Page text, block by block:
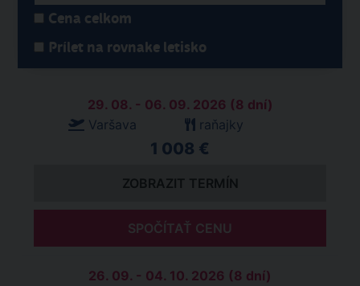
Cena celkom
Prílet na rovnake letisko
29. 08. - 06. 09. 2026 (8 dní)
Varšava
raňajky
1 008 €
ZOBRAZIT TERMÍN
SPOČÍTAŤ CENU
26. 09. - 04. 10. 2026 (8 dní)